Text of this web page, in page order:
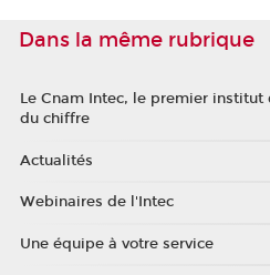
Dans la même rubrique
Le Cnam Intec, le premier
du chiffre
Actualités
Webinaires de l'Intec
Une équipe à votre service